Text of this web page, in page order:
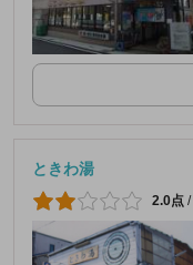
ときわ湯
2.0点 /